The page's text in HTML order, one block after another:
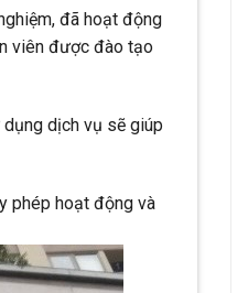
đã hoạt động
viên được đào tạo
dịch vụ sẽ giúp
phép hoạt động và